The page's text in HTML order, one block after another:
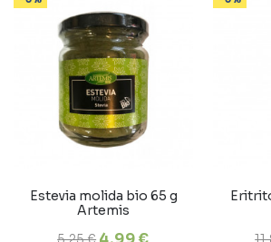
Estevia molida bio 65 g
Artemis